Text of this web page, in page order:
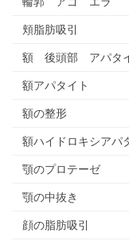
頬脂肪吸引
額 後頭部 アパタ
額アパタイト
額の整形
額ハイドロキシアパ
顎のプロテーゼ
顎の中抜き
顔の脂肪吸引